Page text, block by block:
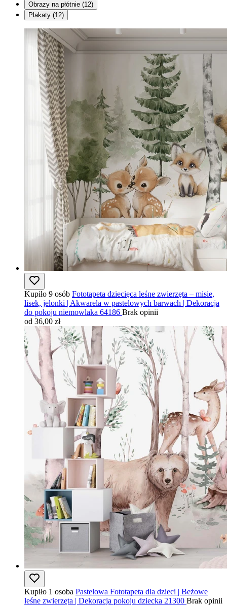
Obrazy na płótnie (12)
Plakaty (12)
Kupiło 9 osób Fototapeta dziecięca leśne zwierzęta – misie,
lisek, jelonki | Akwarela w pastelowych barwach | Dekoracja
do pokoju niemowlaka 64186 Brak opinii
od 36,00 zł
Kupiło 1 osoba Pastelowa Fototapeta dla dzieci | Beżowe
leśne zwierzęta | Dekoracja pokoju dziecka 21300 Brak opinii